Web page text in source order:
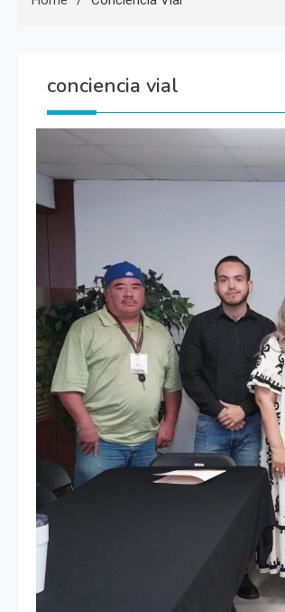
conciencia vial